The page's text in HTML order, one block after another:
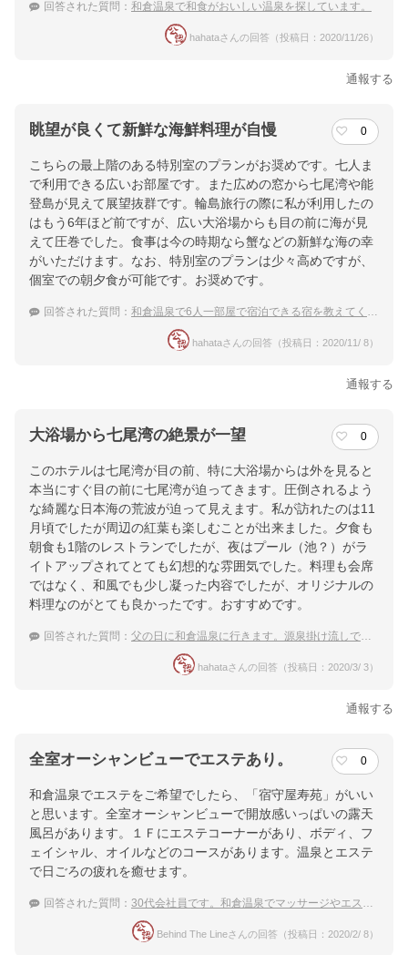
回答された質問： 和倉温泉で和食がおいしい温泉を探しています。
hahataさんの回答（投稿日：2020/11/26）
通報する
眺望が良くて新鮮な海鮮料理が自慢 0
こちらの最上階のある特別室のプランがお奨めです。七人ま
で利用できる広いお部屋です。また広めの窓から七尾湾や能
登島が見えて展望抜群です。輪島旅行の際に私が利用したの
はもう6年ほど前ですが、広い大浴場からも目の前に海が見
えて圧巻でした。食事は今の時期なら蟹などの新鮮な海の幸
がいただけます。なお、特別室のプランは少々高めですが、
個室での朝夕食が可能です。お奨めです。
回答された質問： 和倉温泉で6人一部屋で宿泊できる宿を教えてください！
hahataさんの回答（投稿日：2020/11/ 8）
通報する
大浴場から七尾湾の絶景が一望 0
このホテルは七尾湾が目の前、特に大浴場からは外を見ると
本当にすぐ目の前に七尾湾が迫ってきます。圧倒されるよう
な綺麗な日本海の荒波が迫って見えます。私が訪れたのは11
月頃でしたが周辺の紅葉も楽しむことが出来ました。夕食も
朝食も1階のレストランでしたが、夜はプール（池？）がラ
イトアップされてとても幻想的な雰囲気でした。料理も会席
ではなく、和風でも少し凝った内容でしたが、オリジナルの
料理なのがとても良かったです。おすすめです。
回答された質問： 父の日に和倉温泉に行きます。源泉掛け流しでおすすめの温泉宿を教えて下さい。
hahataさんの回答（投稿日：2020/3/ 3）
通報する
全室オーシャンビューでエステあり。 0
和倉温泉でエステをご希望でしたら、「宿守屋寿苑」がいい
と思います。全室オーシャンビューで開放感いっぱいの露天
風呂があります。１Ｆにエステコーナーがあり、ボディ、フ
ェイシャル、オイルなどのコースがあります。温泉とエステ
で日ごろの疲れを癒せます。
回答された質問： 30代会社員です。和倉温泉でマッサージやエステが受けられる宿を教えて！
Behind The Lineさんの回答（投稿日：2020/2/ 8）